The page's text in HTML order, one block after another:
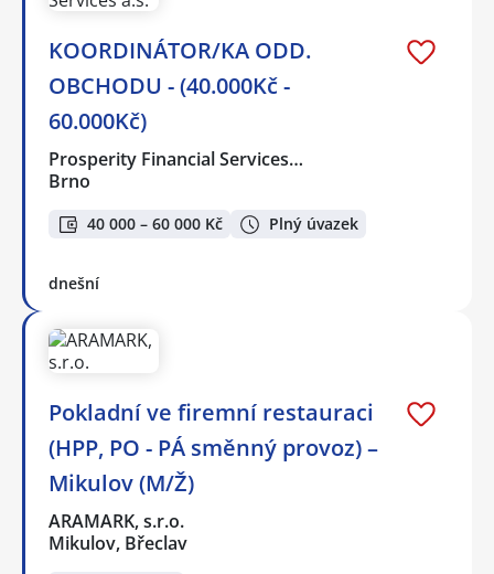
KOORDINÁTOR/KA ODD.
OBCHODU - (40.000Kč -
60.000Kč)
Prosperity Financial Services…
Brno
40 000 – 60 000 Kč Plný úvazek
dnešní
Pokladní ve firemní restauraci
(HPP, PO - PÁ směnný provoz) –
Mikulov (M/Ž)
ARAMARK, s.r.o.
Mikulov, Břeclav